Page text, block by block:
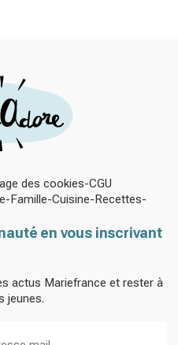
des cookies CGU
Famille Cuisine Recettes
en vous inscrivant
actus Mariefrance et rester à
jeunes.